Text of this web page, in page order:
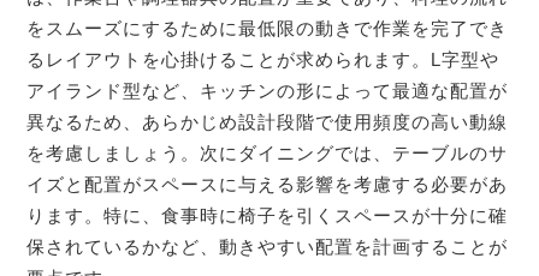
をスムーズにするために最低限の動きで作業を完了でき
るレイアウトを心掛けることが求められます。L字型や
アイランド型など、キッチンの形によって最適な配置が
異なるため、あらかじめ設計段階で使用頻度の高い動線
を考慮しましょう。次にダイニングでは、テーブルのサ
イズと配置がスペースに与える影響を考慮する必要があ
ります。特に、食事時に椅子を引くスペースが十分に確
保されているかなど、動きやすい配置を計画することが